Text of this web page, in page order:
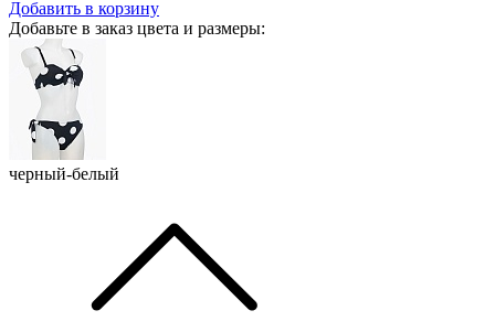
Добавить в корзину
Добавьте в заказ цвета и размеры:
черный-белый